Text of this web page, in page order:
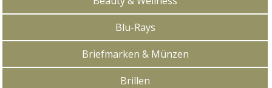
Blu-Rays
Briefmarken & Münzen
Brillen